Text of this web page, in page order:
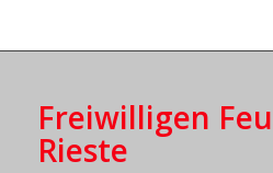
Freiwilligen
Rieste